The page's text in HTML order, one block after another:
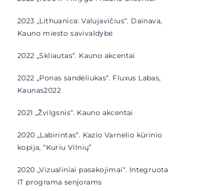
2023 „Lithuanica: Valujavičius“. Dainava,
Kauno miesto savivaldybė
2022 „Skliautas“. Kauno akcentai
2022 „Ponas sandėliukas“. Fluxus Labas,
Kaunas2022
2021 „Žvilgsnis“. Kauno akcentai
2020 „Labirintas“. Kazio Varnelio kūrinio
kopija, “Kuriu Vilnių”
2020 „Vizualiniai pasakojimai“. Integruota
IT programa senjorams